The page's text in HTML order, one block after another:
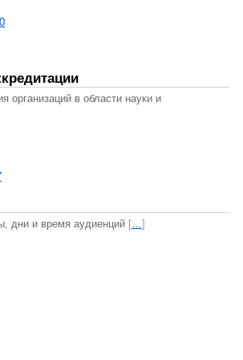
организаций в области науки и
дни и время аудиенций […]